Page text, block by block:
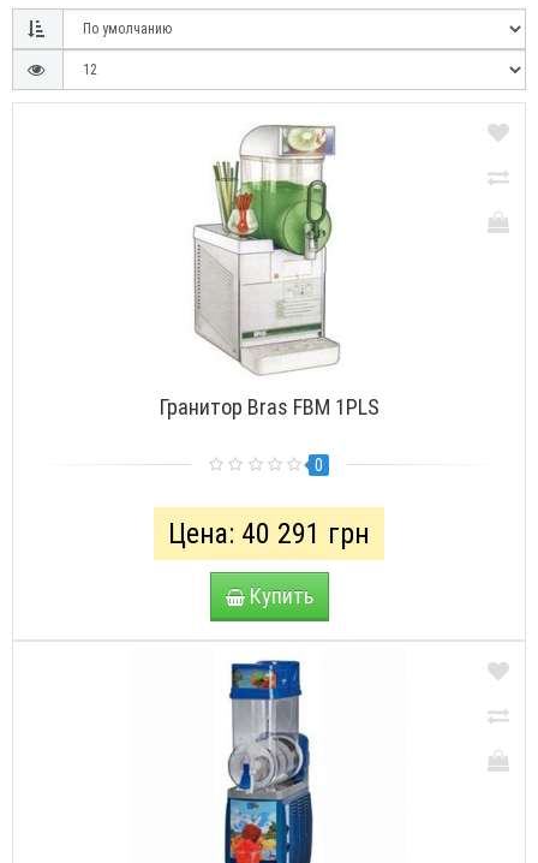
Гранитор Bras FBM 1PLS
0
Цена: 40 291 грн
Купить